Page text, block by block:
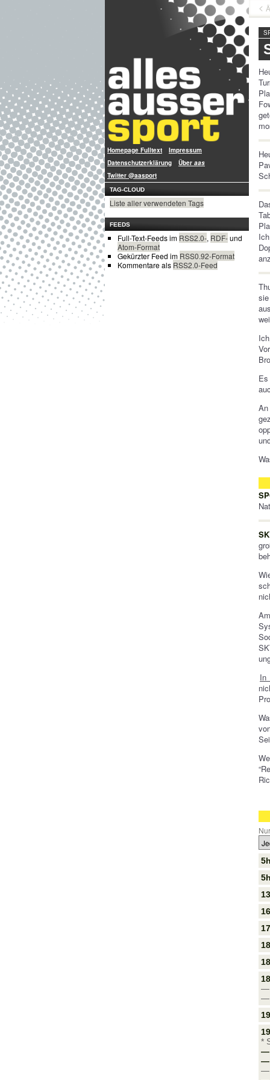
Homepage Fulltext
Impressum
Datenschutzerklärung
Über aas
Twitter @aasport
TAG-CLOUD
Liste aller verwendeten Tags
FEEDS
Full-Text-Feeds im RSS2.0-, RDF-und
Atom-Format
Gekürzter Feed im RSS0.92-Format
Kommentare als RSS2.0-Feed
In
—
—
*
—
—
—